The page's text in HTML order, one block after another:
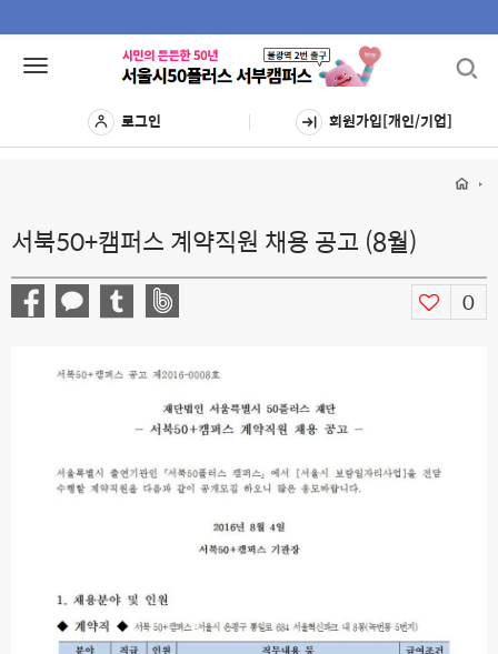
Toggle
로그인 회원가입[개인/기업]
서북50+캠퍼스 계약직원 채용 공고 (8월)
0